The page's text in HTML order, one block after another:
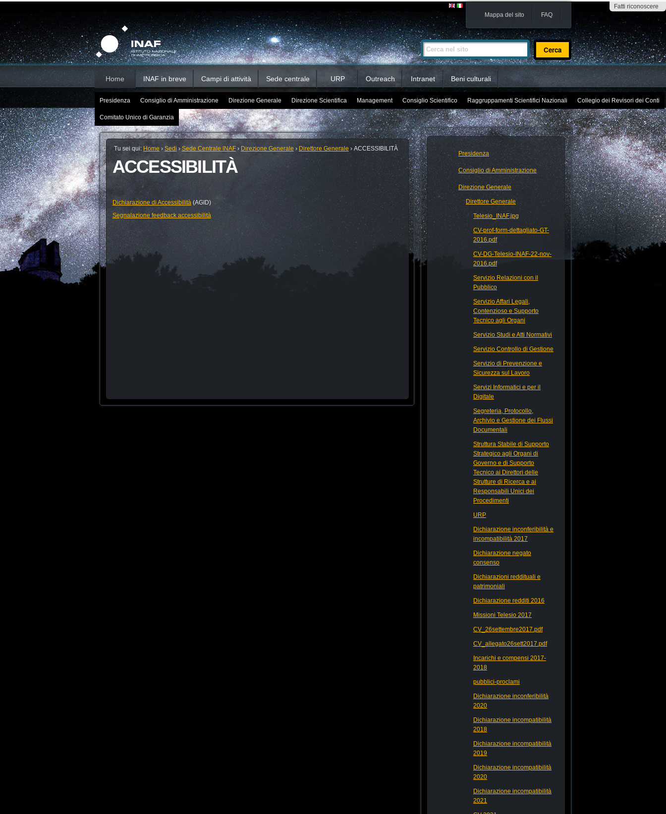
Fatti riconoscere
contenuti.
Salta
alla
navigazione
Mappa del sito FAQ
Cerca nel sito
Ricerca
avanzata…
Home INAF in breve Campi di attività Sede centrale URP Outreach Intranet Beni culturali
Presidenza Consiglio di Amministrazione Direzione Generale Direzione Scientifica Management Consiglio Scientifico Raggruppamenti Scientifici Nazionali Collegio dei Revisori dei Conti
Comitato Unico di Garanzia
Tu sei qui: Home › Sedi › Sede Centrale INAF › Direzione Generale › Direttore Generale › ACCESSIBILITÀ
ACCESSIBILITÀ
Dichiarazione di Accessibilità(AGID)
Segnalazione feedback accessibilità
Presidenza
Consiglio di Amministrazione
Direzione Generale
Direttore Generale
Telesio_INAF.jpg
CV-prof-form-dettagliato-GT-
2016.pdf
CV-DG-Telesio-INAF-22-nov-
2016.pdf
Servizio Relazioni con il
Pubblico
Servizio Affari Legali,
Contenzioso e Supporto
Tecnico agli Organi
Servizio Studi e Atti Normativi
Servizio Controllo di Gestione
Servizio di Prevenzione e
Sicurezza sul Lavoro
Servizi Informatici e per il
Digitale
Segreteria, Protocollo,
Archivio e Gestione dei Flussi
Documentali
Struttura Stabile di Supporto
Strategico agli Organi di
Governo e di Supporto
Tecnico ai Direttori delle
Strutture di Ricerca e ai
Responsabili Unici dei
Procedimenti
URP
Dichiarazione inconferibilità e
incompatibilità 2017
Dichiarazione negato
consenso
Dichiarazioni reddituali e
patrimoniali
Dichiarazione redditi 2016
Missioni Telesio 2017
CV_26settembre2017.pdf
CV_allegato26sett2017.pdf
Incarichi e compensi 2017-
2018
pubblici-proclami
Dichiarazione inconferibilità
2020
Dichiarazione incompatibilità
2018
Dichiarazione incompatibilità
2019
Dichiarazione incompatibilità
2020
Dichiarazione incompatibilità
2021